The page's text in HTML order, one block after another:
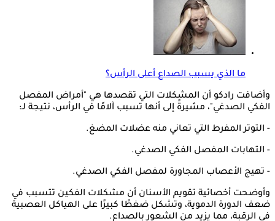
ما الذي يسبب الصداع أعلى الرأس؟
وأضافت رادكو أن المشكلات التي تقصدها هي "أمراض المفصل
الفكي الصدغي"، مشيرةً إلى أنها تسبب آلامًا في الرأس، نتيجة لـ:
- التوتر المفرط التي تعاني منه عضلات المضغ.
- التهابات المفصل الفكي الصدغي.
- تهيج الأعصاب المجاورة لمفصل الفكي الصدغي.
وأوضحت أخصائية تقويم الأسنان أن مشكلات الفكين تتسبب في
ضعف الدورة الدموية، وتشكل ضغطًا كبيرًا على الهياكل العصبية
في الرقبة، مما يزيد من الشعور بالصداع.